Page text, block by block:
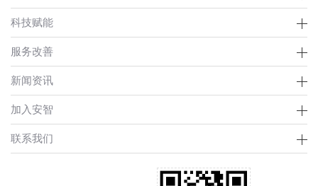
科技赋能
服务改善
新闻资讯
加入安智
联系我们